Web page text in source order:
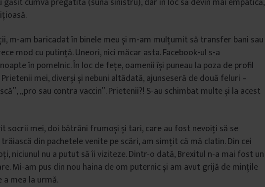
m-am baricadat în binele meu și m-am mulțumit să transfer bani sau
mod cu putință. Uneori, nici măcar asta. Facebook-ul s-a
în pomelnic. În loc de fețe, oamenii își puneau la poza de profil
mei, diverși și nebuni altădată, ajunseseră de două feluri –
„pro sau contra vaccin”. Prietenii?! S-au schimbat multe și la acest
socrii mei, doi bătrâni frumoși și tari, care au fost nevoiți să se
din pachetele venite pe scări, am simțit că mă clatin. Din cei
niciunul nu a putut să îi viziteze. Dintr-o dată, Brexitul n-a mai fost un
Mi-am pus din nou haina de om puternic și am avut grijă de mințile
mea la urmă.